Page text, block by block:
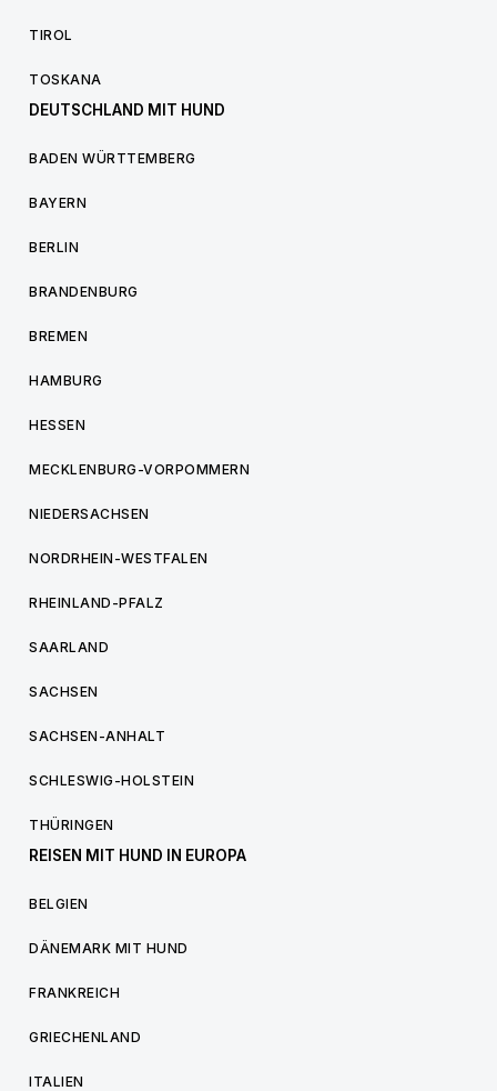
TIROL
TOSKANA
DEUTSCHLAND MIT HUND
BADEN WÜRTTEMBERG
BAYERN
BERLIN
BRANDENBURG
BREMEN
HAMBURG
HESSEN
MECKLENBURG-VORPOMMERN
NIEDERSACHSEN
NORDRHEIN-WESTFALEN
RHEINLAND-PFALZ
SAARLAND
SACHSEN
SACHSEN-ANHALT
SCHLESWIG-HOLSTEIN
THÜRINGEN
REISEN MIT HUND IN EUROPA
BELGIEN
DÄNEMARK MIT HUND
FRANKREICH
GRIECHENLAND
ITALIEN